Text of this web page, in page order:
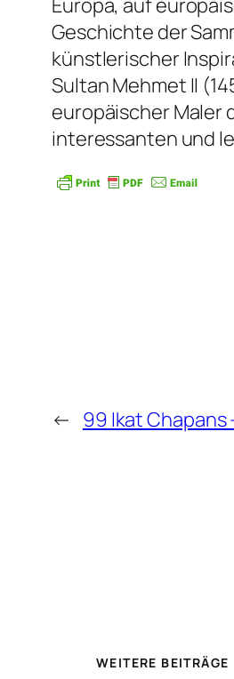
Geschichte der
künstlerischer
Sultan Mehmet II
europäischer Maler
interessanten und
← 99 Ikat
WEITERE BEITRÄGE